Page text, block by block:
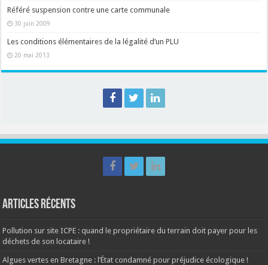
Référé suspension contre une carte communale
30 juin 2009
Les conditions élémentaires de la légalité d’un PLU
20 mai 2013
Articles récents
Pollution sur site ICPE : quand le propriétaire du terrain doit payer pour les
déchets de son locataire !
Algues vertes en Bretagne : l’État condamné pour préjudice écologique !